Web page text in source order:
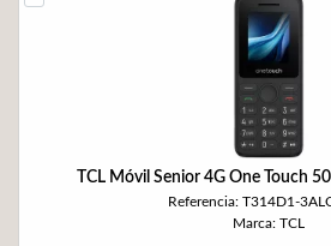
TCL Móvil Senior 4G One Touch
Referencia: T314D1-
Marca: TCL